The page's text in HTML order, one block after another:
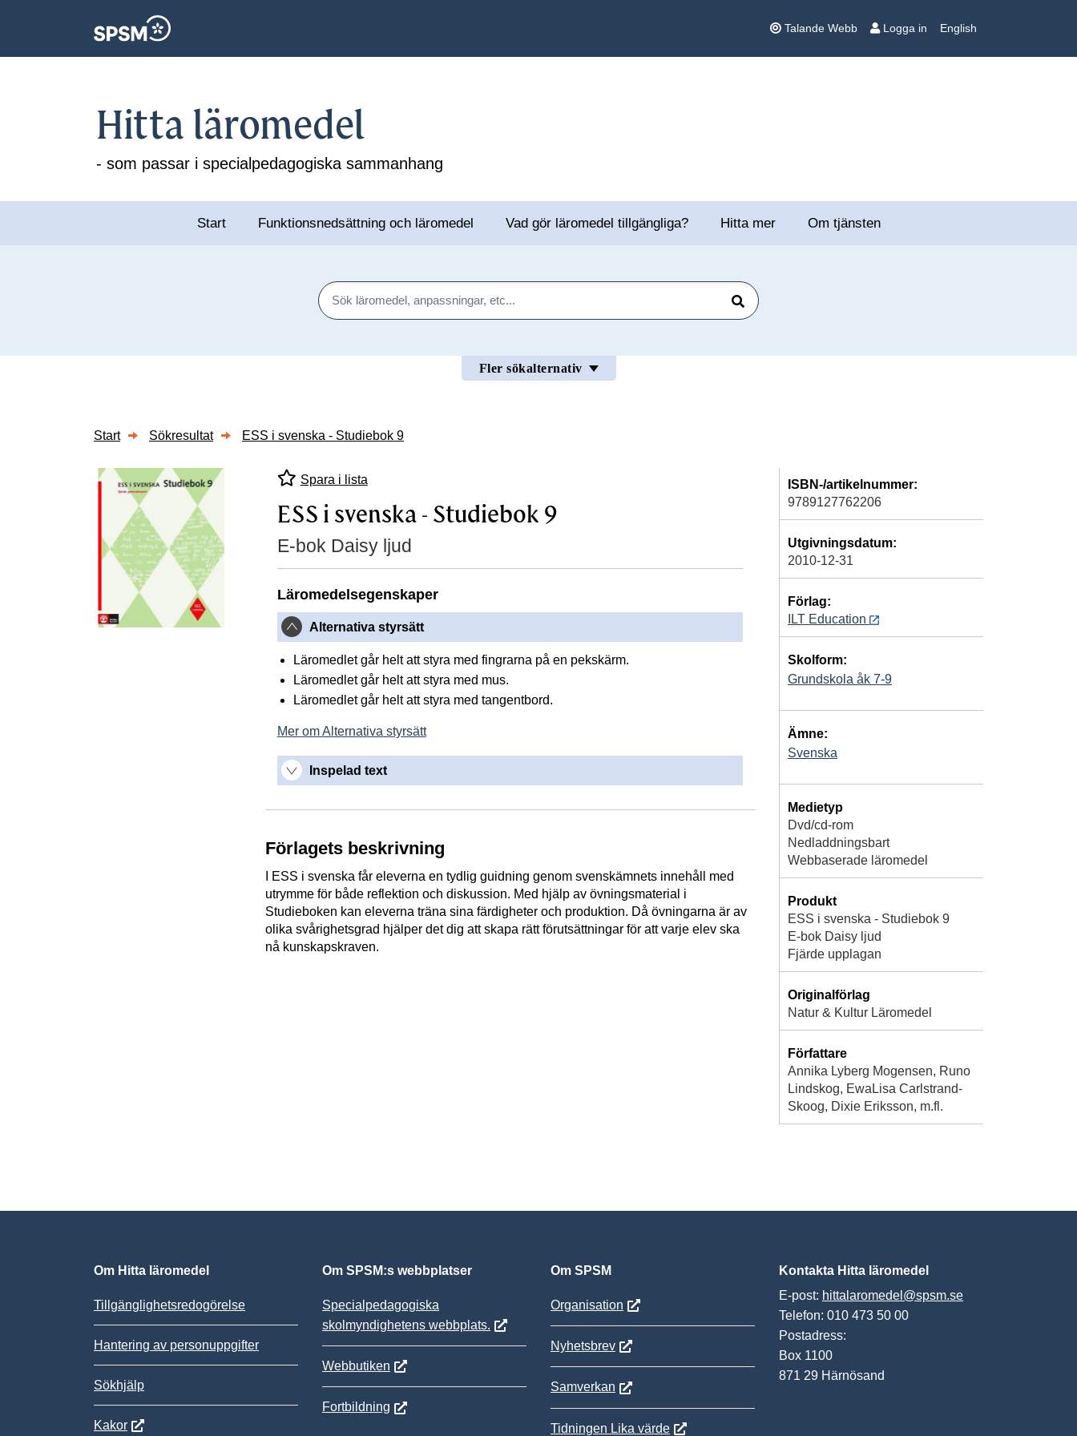
Talande Webb Logga in English
Hitta läromedel
- som passar i specialpedagogiska sammanhang
Start Funktionsnedsättning och läromedel Vad gör läromedel tillgängliga? Hitta mer Om tjänsten
Sök
Sök
Fler sökalternativ
Start Sökresultat ESS i svenska - Studiebok 9
Spara i lista
ESS i svenska - Studiebok 9
E-bok Daisy ljud
Läromedelsegenskaper
Alternativa styrsätt
Läromedlet går helt att styra med fingrarna på en pekskärm.
Läromedlet går helt att styra med mus.
Läromedlet går helt att styra med tangentbord.
Mer om Alternativa styrsätt
Inspelad text
Förlagets beskrivning
I ESS i svenska får eleverna en tydlig guidning genom svenskämnets innehåll med
utrymme för både reflektion och diskussion. Med hjälp av övningsmaterial i
Studieboken kan eleverna träna sina färdigheter och produktion. Då övningarna är av
olika svårighetsgrad hjälper det dig att skapa rätt förutsättningar för att varje elev ska
nå kunskapskraven.
ISBN-/artikelnummer:
9789127762206
Utgivningsdatum:
2010-12-31
Förlag:
ILT Education
Skolform:
Grundskola åk 7-9
Ämne:
Svenska
Medietyp
Dvd/cd-rom
Nedladdningsbart
Webbaserade läromedel
Produkt
ESS i svenska - Studiebok 9
E-bok Daisy ljud
Fjärde upplagan
Originalförlag
Natur & Kultur Läromedel
Författare
Annika Lyberg Mogensen, Runo
Lindskog, EwaLisa Carlstrand-
Skoog, Dixie Eriksson, m.fl.
Om Hitta läromedel
Tillgänglighetsredogörelse
Hantering av personuppgifter
Sökhjälp
Kakor
Om SPSM:s webbplatser
Specialpedagogiska
skolmyndighetens webbplats.
Webbutiken
Fortbildning
Om SPSM
Organisation
Nyhetsbrev
Samverkan
Tidningen Lika värde
Kontakta Hitta läromedel
E-post: hittalaromedel@spsm.se
Telefon: 010 473 50 00
Postadress:
Box 1100
871 29 Härnösand